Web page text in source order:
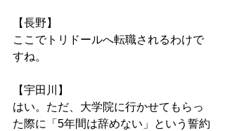
【長野】
ここでトリドールへ転職されるわけで
すね。
【宇田川】
はい。ただ、大学院に行かせてもらっ
た際に「5年間は辞めない」という誓約